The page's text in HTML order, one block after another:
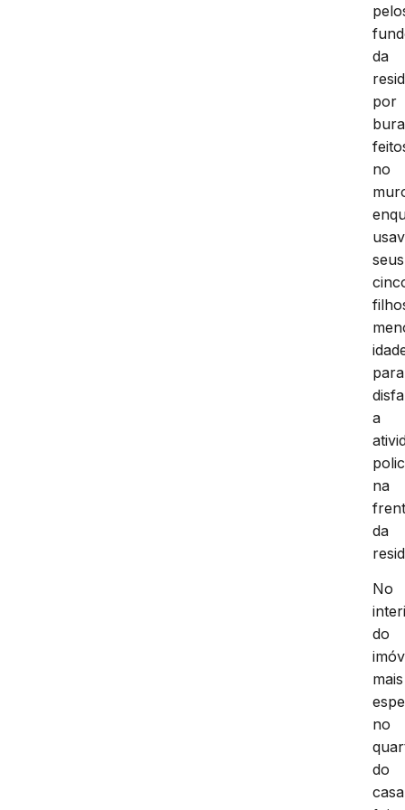
da
por
no
seus
para
a
na
da
No
do
mais
no
do